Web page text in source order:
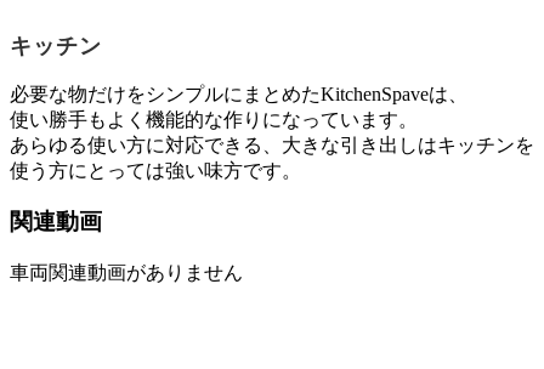
キッチン
必要な物だけをシンプルにまとめたKitchenSpaveは、
使い勝手もよく機能的な作りになっています。
あらゆる使い方に対応できる、大きな引き出しはキッチンを
使う方にとっては強い味方です。
関連動画
車両関連動画がありません